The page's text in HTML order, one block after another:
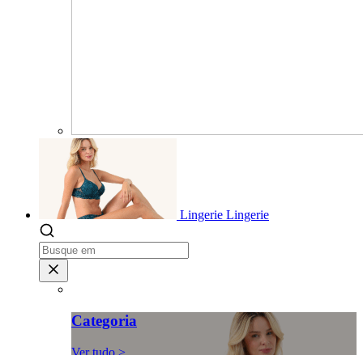
Lingerie Lingerie
Categoria
Ver tudo >